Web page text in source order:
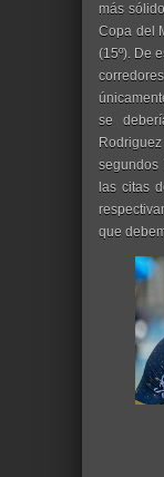
más
Copa del
(15º). De
se
las citas
que